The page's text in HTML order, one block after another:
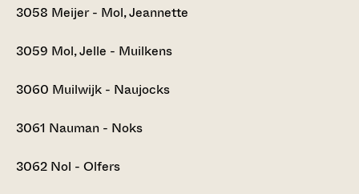
3058 Meijer - Mol, Jeannette
3059 Mol, Jelle - Muilkens
3060 Muilwijk - Naujocks
3061 Nauman - Noks
3062 Nol - Olfers